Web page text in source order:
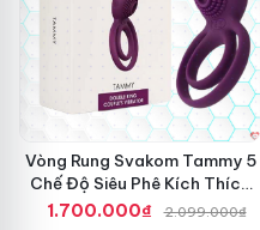
Vòng Rung Svakom Tammy 5
Chế Độ Siêu Phê Kích Thích
Tối Đa
1.700.000₫ 2.099.000₫